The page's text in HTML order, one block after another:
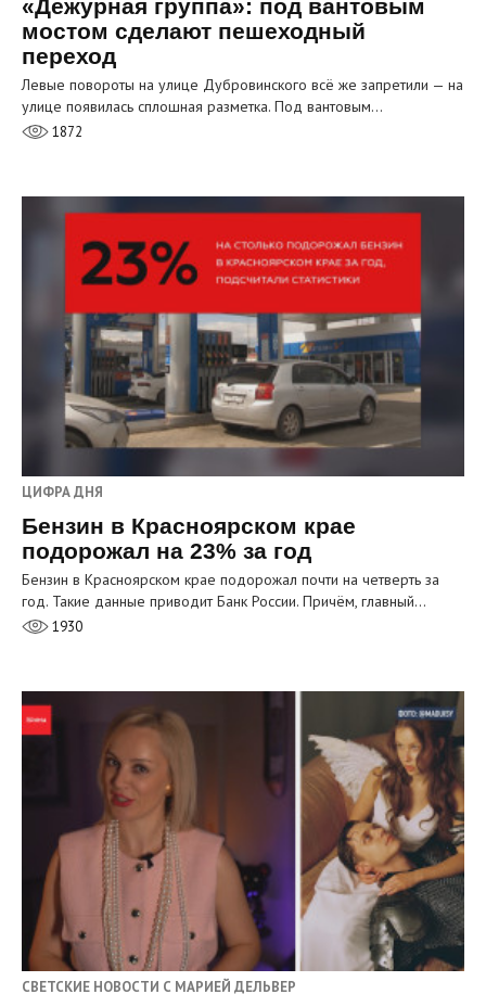
«Дежурная группа»: под вантовым
мостом сделают пешеходный
переход
Левые повороты на улице Дубровинского всё же запретили — на
улице появилась сплошная разметка. Под вантовым…
1872
ЦИФРА ДНЯ
Бензин в Красноярском крае
подорожал на 23% за год
Бензин в Красноярском крае подорожал почти на четверть за
год. Такие данные приводит Банк России. Причём, главный…
1930
СВЕТСКИЕ НОВОСТИ С МАРИЕЙ ДЕЛЬВЕР